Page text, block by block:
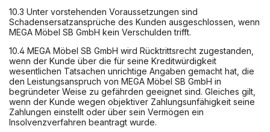
10.3 Unter vorstehenden Voraussetzungen sind
Schadensersatzansprüche des Kunden ausgeschlossen, wenn
MEGA Möbel SB GmbH kein Verschulden trifft.
10.4 MEGA Möbel SB GmbH wird Rücktrittsrecht zugestanden,
wenn der Kunde über die für seine Kreditwürdigkeit
wesentlichen Tatsachen unrichtige Angaben gemacht hat, die
den Leistungsanspruch von MEGA Möbel SB GmbH in
begründeter Weise zu gefährden geeignet sind. Gleiches gilt,
wenn der Kunde wegen objektiver Zahlungsunfähigkeit seine
Zahlungen einstellt oder über sein Vermögen ein
Insolvenzverfahren beantragt wurde.